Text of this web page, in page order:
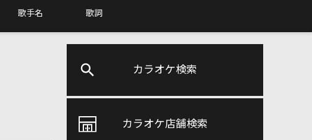
歌手名 歌詞
カラオケ検索
カラオケ店舗検索